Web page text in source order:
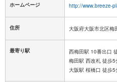
ホームページ http://www.breeze-
住所 大阪府大阪市北区
最寄り駅
西梅田駅 10番出口
梅田駅 西改札 徒歩5
大阪駅 桜橋口 徒歩5